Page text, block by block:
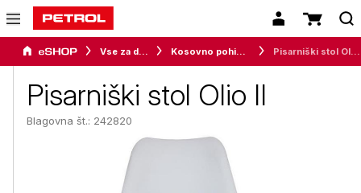
Vse za dom Kosovno pohištvo
Pisarniški stol Olio II
Blagovna št.: 242820